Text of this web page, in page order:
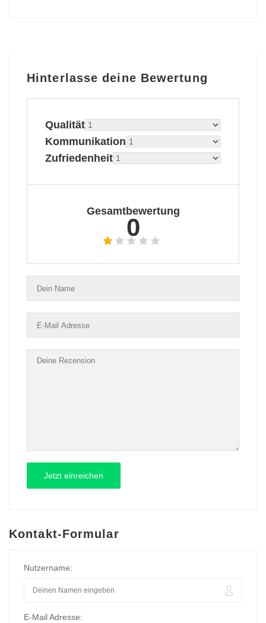
Hinterlasse deine Bewertung
Qualität
Kommunikation
Zufriedenheit
Gesamtbewertung
0
Kontakt-Formular
Nutzername:
E-Mail Adresse: